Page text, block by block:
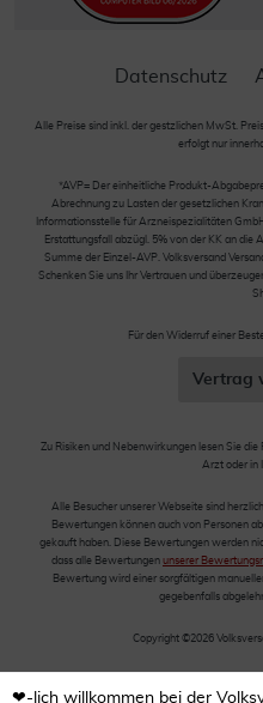
Datenschutz
Alle Preise sind inkl. der gestzlichen MwSt.
erfolgt nur
*AVP= Der einheitliche Produkt-
Abrechnung zu Lasten der gesetzlichen
Informationsstelle für Arzneispezialitäten
Erstattungsfall abzügl. 5% von der KK an die
Summe der Einzel-AVP. Volksversand
Schenken Sie uns Ihr Vertrauen und
Für den Widerruf einer
Vertrag
Zu Risiken und Nebenwirkungen lesen Sie
Arzt oder in
Alle Besucher unserer Webseite sind
Bewertungen können auch von Personen
gekauft haben. Diese Bewertungen werden
dass alle Bewertungen unserer
Bewertung wird einer sorgfältigen
gegebenfalls
Copyright ©2026
❤-lich willkommen bei der